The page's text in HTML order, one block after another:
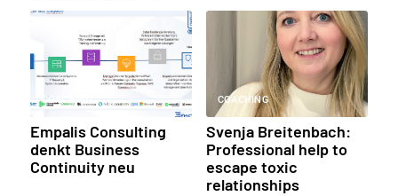
COACHING
Empalis Consulting
denkt Business
Continuity neu
COACHING
Svenja Breitenbach:
Professional help to
escape toxic
relationships